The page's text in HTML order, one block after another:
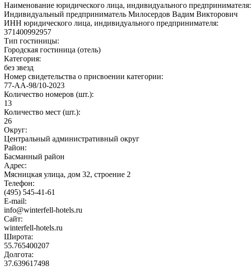
Наименование юридического лица, индивидуального предпринимателя:
Индивидуальный предприниматель Милосердов Вадим Викторович
ИНН юридического лица, индивидуального предпринимателя:
371400992957
Тип гостиницы:
Городская гостиница (отель)
Категория:
без звезд
Номер свидетельства о присвоении категории:
77-АА-98/10-2023
Количество номеров (шт.):
13
Количество мест (шт.):
26
Округ:
Центральный административный округ
Район:
Басманный район
Адрес:
Мясницкая улица, дом 32, строение 2
Телефон:
(495) 545-41-61
E-mail:
info@winterfell-hotels.ru
Сайт:
winterfell-hotels.ru
Широта:
55.765400207
Долгота:
37.639617498